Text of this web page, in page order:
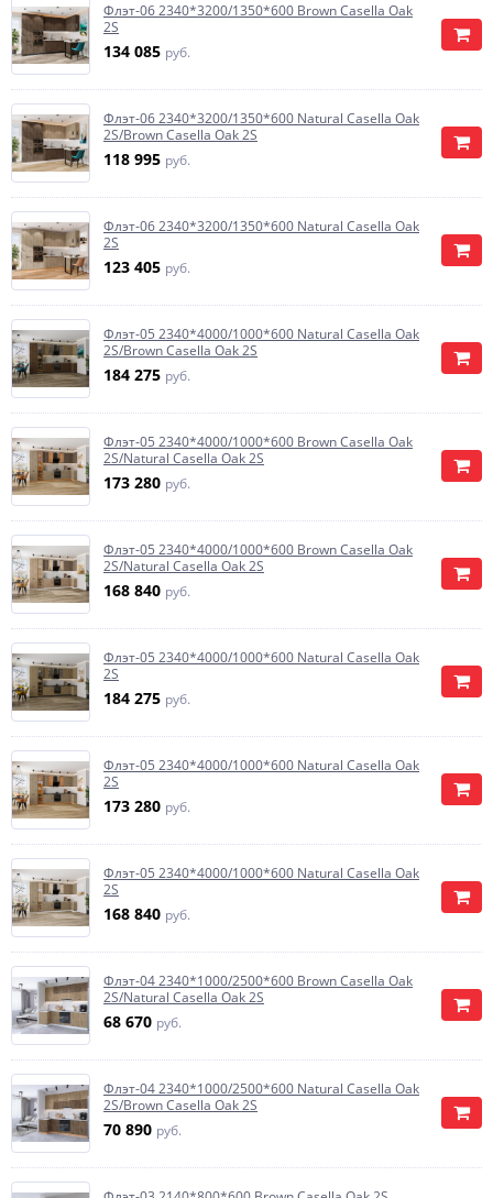
Флэт-06 2340*3200/1350*600 Brown Casella Oak
2S
134 085 руб.
Флэт-06 2340*3200/1350*600 Natural Casella Oak
2S/Brown Casella Oak 2S
118 995 руб.
Флэт-06 2340*3200/1350*600 Natural Casella Oak
2S
123 405 руб.
Флэт-05 2340*4000/1000*600 Natural Casella Oak
2S/Brown Casella Oak 2S
184 275 руб.
Флэт-05 2340*4000/1000*600 Brown Casella Oak
2S/Natural Casella Oak 2S
173 280 руб.
Флэт-05 2340*4000/1000*600 Brown Casella Oak
2S/Natural Casella Oak 2S
168 840 руб.
Флэт-05 2340*4000/1000*600 Natural Casella Oak
2S
184 275 руб.
Флэт-05 2340*4000/1000*600 Natural Casella Oak
2S
173 280 руб.
Флэт-05 2340*4000/1000*600 Natural Casella Oak
2S
168 840 руб.
Флэт-04 2340*1000/2500*600 Brown Casella Oak
2S/Natural Casella Oak 2S
68 670 руб.
Флэт-04 2340*1000/2500*600 Natural Casella Oak
2S/Brown Casella Oak 2S
70 890 руб.